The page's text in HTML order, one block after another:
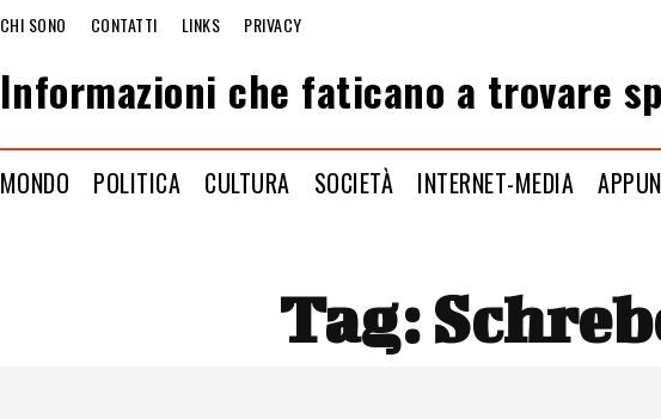
CHI SONO CONTATTI LINKS PRIVACY
Informazioni che faticano a trovare
MONDO POLITICA CULTURA SOCIETÀ INTERNET-MEDIA
Tag: